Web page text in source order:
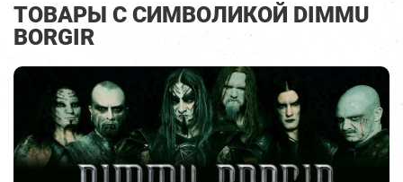
ТОВАРЫ С СИМВОЛИКОЙ DIMMU
BORGIR